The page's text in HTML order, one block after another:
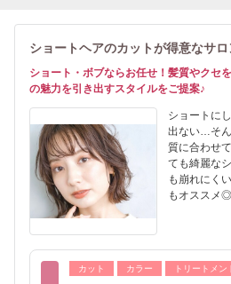
ショートヘアのカットが得意なサロ
ショート・ボブならお任せ！髪質やクセ
の魅力を引き出すスタイルをご提案♪
ショートに
出ない…そ
質に合わせ
ても綺麗な
も崩れにく
もオススメ◎
カット カラー トリートメン